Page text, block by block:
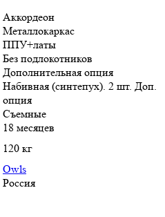
Аккордеон
Металлокаркас
ППУ+латы
Без подлокотников
Дополнительная опция
Набивная (синтепух). 2 шт. Доп.
опция
Съемные
18 месяцев
120 кг
Owls
Россия